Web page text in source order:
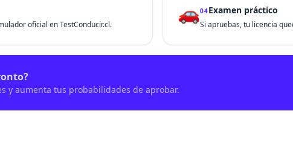
oficial en TestConducir.cl. 🚗04Examen práctico
Si apruebas, tu licencia
y aumenta tus probabilidades de aprobar.